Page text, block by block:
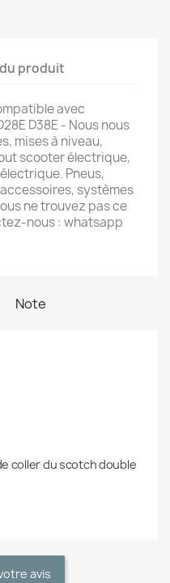
produit
avec
D38E - Nous nous
mises à niveau,
scooter électrique,
Pneus,
systèmes
ne trouvez pas ce
nous : whatsapp
Note
coller du scotch double
avis